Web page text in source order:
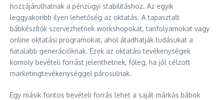
hozzájárulhatnak a pénzügyi stabilitáshoz. Az egyik
leggyakoribb ilyen lehetőség az oktatás. A tapasztalt
bábkészítők szervezhetnek workshopokat, tanfolyamokat vagy
online oktatási programokat, ahol átadhatják tudásukat a
fiatalabb generációknak. Ezek az oktatási tevékenységek
komoly bevételi forrást jelenthetnek, főleg, ha jól célzott
marketingtevékenységgel párosulnak.
Egy másik fontos bevételi forrás lehet a saját márkás bábok